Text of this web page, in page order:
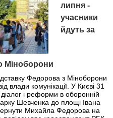
липня -
учасники
йдуть за
Міноборони
Федорова з Міноборони
влади комунікації. У Києві 31
і реформи в оборонній
Шевченка до площі Івана
Михайла Федорова на